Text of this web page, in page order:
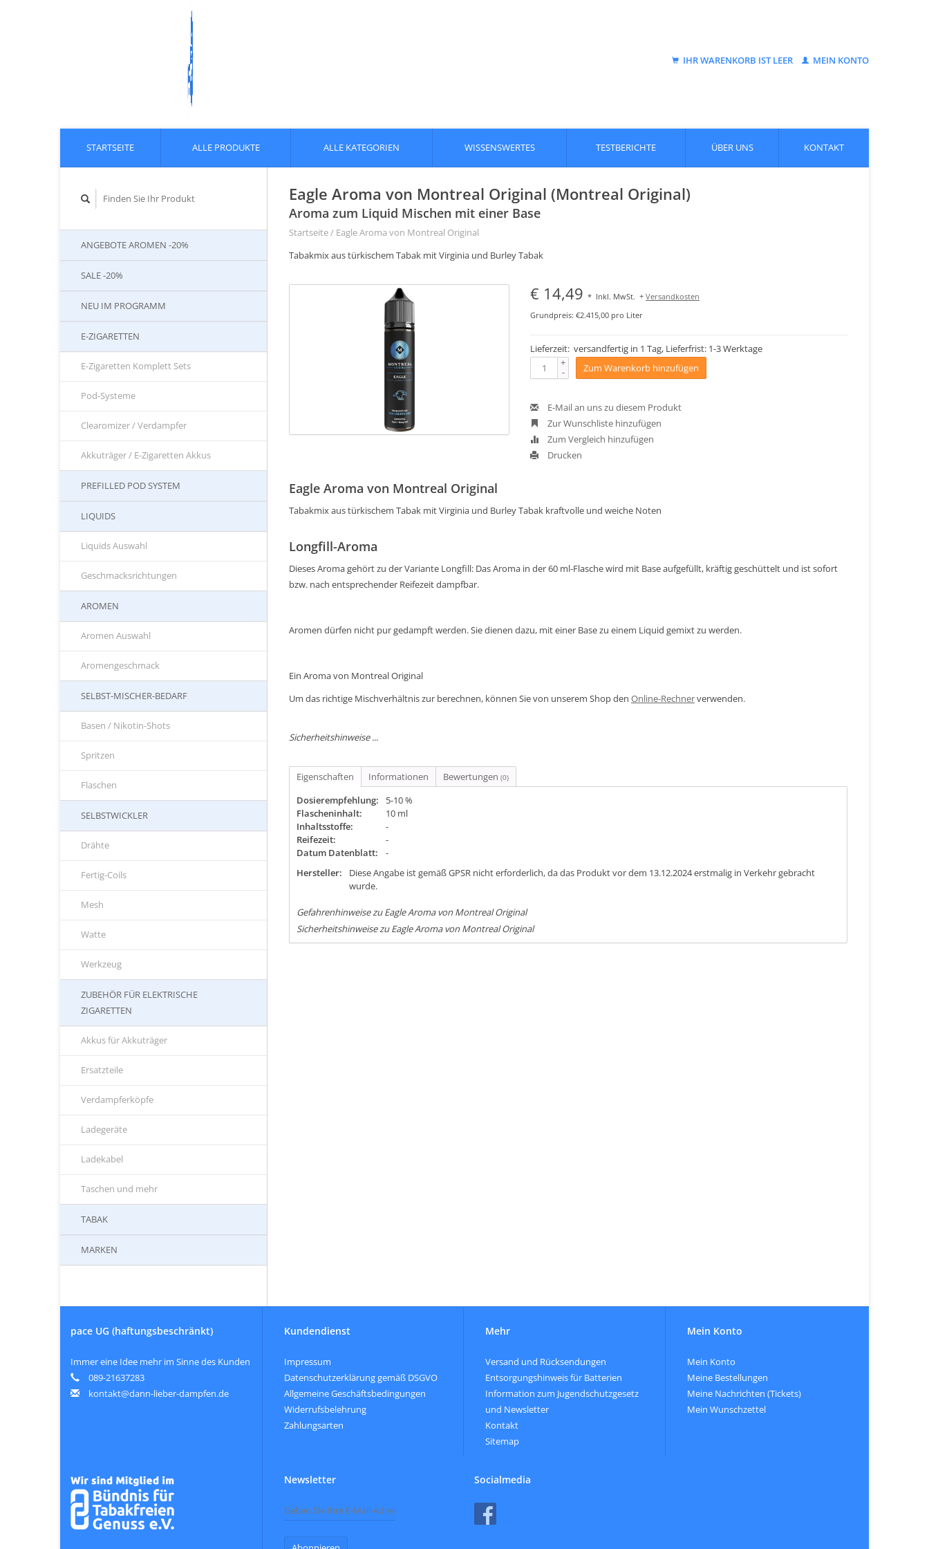
IHR WARENKORB IST LEER MEIN KONTO
STARTSEITE ALLE PRODUKTE ALLE KATEGORIEN WISSENSWERTES TESTBERICHTE ÜBER UNS KONTAKT
ANGEBOTE AROMEN -20%
SALE -20%
NEU IM PROGRAMM
E-ZIGARETTEN
E-Zigaretten Komplett Sets
Pod-Systeme
Clearomizer / Verdampfer
Akkuträger / E-Zigaretten Akkus
PREFILLED POD SYSTEM
LIQUIDS
Liquids Auswahl
Geschmacksrichtungen
AROMEN
Aromen Auswahl
Aromengeschmack
SELBST-MISCHER-BEDARF
Basen / Nikotin-Shots
Spritzen
Flaschen
SELBSTWICKLER
Drähte
Fertig-Coils
Mesh
Watte
Werkzeug
ZUBEHÖR FÜR ELEKTRISCHE
ZIGARETTEN
Akkus für Akkuträger
Ersatzteile
Verdampferköpfe
Ladegeräte
Ladekabel
Taschen und mehr
TABAK
MARKEN
Eagle Aroma von Montreal Original (Montreal Original)
Aroma zum Liquid Mischen mit einer Base
Startseite/ Eagle Aroma von Montreal Original
Tabakmix aus türkischem Tabak mit Virginia und Burley Tabak
€ 14,49* Inkl. MwSt. +Versandkosten
Grundpreis: €2.415,00 pro Liter
Lieferzeit: versandfertig in 1 Tag, Lieferfrist: 1-3 Werktage
+
- Zum Warenkorb hinzufügen
E-Mail an uns zu diesem Produkt
Zur Wunschliste hinzufügen
Zum Vergleich hinzufügen
Drucken
Eagle Aroma von Montreal Original
Tabakmix aus türkischem Tabak mit Virginia und Burley Tabak kraftvolle und weiche Noten
Longfill-Aroma
Dieses Aroma gehört zu der Variante Longfill: Das Aroma in der 60 ml-Flasche wird mit Base aufgefüllt, kräftig geschüttelt und ist sofort
bzw. nach entsprechender Reifezeit dampfbar.
Aromen dürfen nicht pur gedampft werden. Sie dienen dazu, mit einer Base zu einem Liquid gemixt zu werden.
Ein Aroma von Montreal Original
Um das richtige Mischverhältnis zur berechnen, können Sie von unserem Shop den Online-Rechnerverwenden.
Sicherheitshinweise ...
Eigenschaften Informationen Bewertungen (0)
Dosierempfehlung:
5-10 %
Flascheninhalt:
10 ml
Inhaltsstoffe:
-
Reifezeit:
-
Datum Datenblatt:
-
Hersteller:
Diese Angabe ist gemäß GPSR nicht erforderlich, da das Produkt vor dem 13.12.2024 erstmalig in Verkehr gebracht
wurde.
Gefahrenhinweise zu Eagle Aroma von Montreal Original
Sicherheitshinweise zu Eagle Aroma von Montreal Original
pace UG (haftungsbeschränkt)
Immer eine Idee mehr im Sinne des Kunden
089-21637283
kontakt@dann-lieber-dampfen.de
Kundendienst
Impressum
Datenschutzerklärung gemäß DSGVO
Allgemeine Geschäftsbedingungen
Widerrufsbelehrung
Zahlungsarten
Mehr
Versand und Rücksendungen
Entsorgungshinweis für Batterien
Information zum Jugendschutzgesetz
und Newsletter
Kontakt
Sitemap
Mein Konto
Mein Konto
Meine Bestellungen
Meine Nachrichten (Tickets)
Mein Wunschzettel
Newsletter Socialmedia